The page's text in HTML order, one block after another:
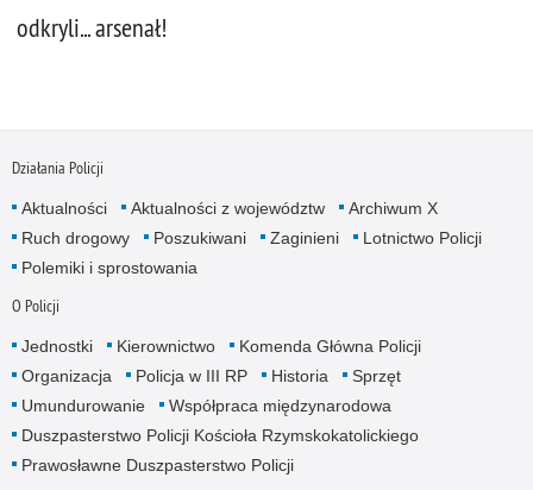
odkryli... arsenał!
Działania Policji
Aktualności Aktualności z województw
Archiwum X
Ruch drogowy
Poszukiwani Zaginieni
Lotnictwo Policji
Polemiki i sprostowania
O Policji
Jednostki Kierownictwo
Komenda Główna Policji
Organizacja
Policja w III RP Historia
Sprzęt
Umundurowanie
Współpraca międzynarodowa
Duszpasterstwo Policji Kościoła Rzymskokatolickiego
Prawosławne Duszpasterstwo Policji